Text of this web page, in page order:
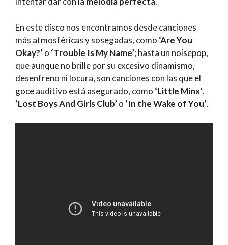
En este disco nos encontramos desde canciones
más atmosféricas y sosegadas, como ‘Are You
Okay?’o ‘Trouble Is My Name’; hasta un noisepop,
que aunque no brille por su excesivo dinamismo,
desenfreno ni locura, son canciones con las que el
goce auditivo está asegurado, como ‘Little Minx’,
‘Lost Boys And Girls Club’o ‘In the Wake of You’.